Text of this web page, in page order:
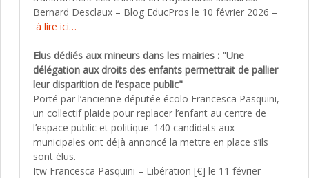
Bernard Desclaux – Blog EducPros le 10 février 2026 –
à lire ici…
Elus dédiés aux mineurs dans les mairies : "Une
délégation aux droits des enfants permettrait de pallier
leur disparition de l’espace public"
Porté par l’ancienne députée écolo Francesca Pasquini,
un collectif plaide pour replacer l’enfant au centre de
l’espace public et politique. 140 candidats aux
municipales ont déjà annoncé la mettre en place s’ils
sont élus.
Itw Francesca Pasquini – Libération [€] le 11 février